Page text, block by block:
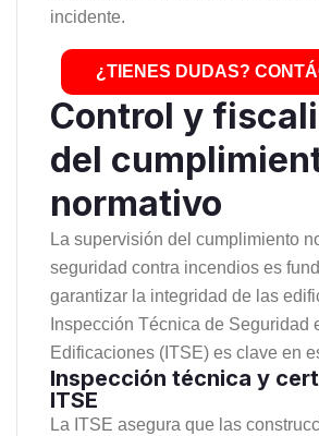
incidente.
¿TIENES DUDAS?
Control y
del
normativo
La supervisión del cumplimiento
seguridad contra incendios es
garantizar la integridad de las
Inspección Técnica de Seguridad
Edificaciones (ITSE) es clave en
Inspección técnica y
ITSE
La ITSE asegura que las